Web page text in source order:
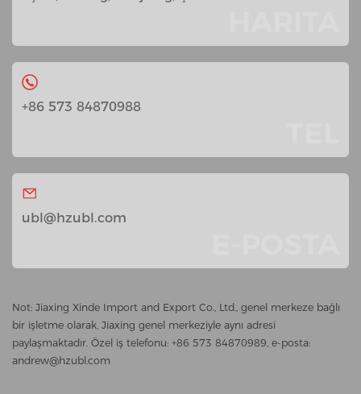
+86 573 84870988
ubl@hzubl.com
Not: Jiaxing Xinde Import and Export Co., Ltd., genel merkeze bağlı
bir işletme olarak, Jiaxing genel merkeziyle aynı adresi
paylaşmaktadır. Özel iş telefonu: +86 573 84870989, e-posta:
andrew@hzubl.com